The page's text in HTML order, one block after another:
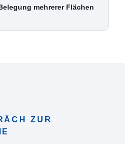
mehrerer Flächen
ZUR